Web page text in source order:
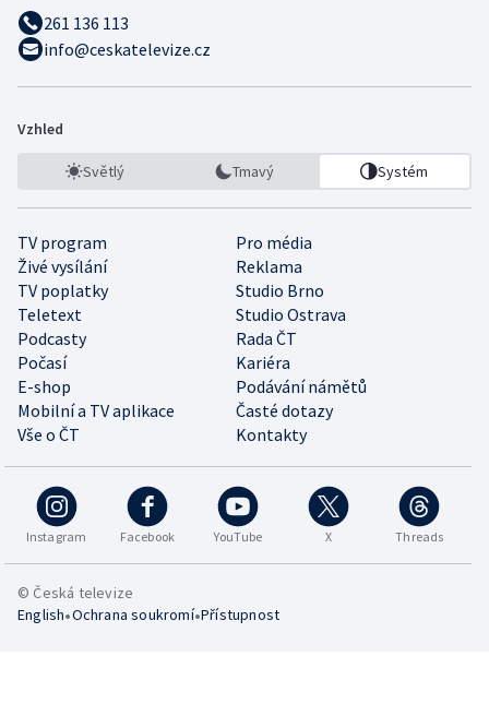
261 136 113
info@ceskatelevize.cz
Vzhled
Světlý Tmavý Systém
TV program
Pro média
Živé vysílání
Reklama
TV poplatky
Studio Brno
Teletext
Studio Ostrava
Podcasty
Rada ČT
Počasí
Kariéra
E-shop
Podávání námětů
Mobilní a TV aplikace
Časté dotazy
Vše o ČT
Kontakty
Instagram Facebook YouTube X Threads
© Česká televize
English•Ochrana soukromí•Přístupnost